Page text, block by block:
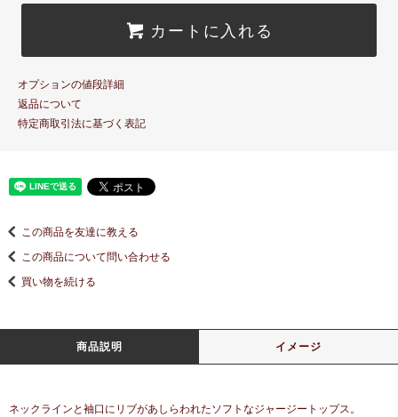
カートに入れる
オプションの値段詳細
返品について
特定商取引法に基づく表記
この商品を友達に教える
この商品について問い合わせる
買い物を続ける
商品説明 イメージ
ネックラインと袖口にリブがあしらわれたソフトなジャージートップス。